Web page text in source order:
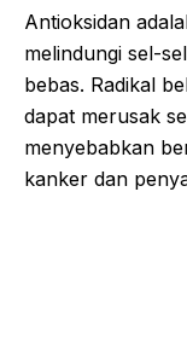
Antioksidan
melindungi sel-
bebas. Radikal
dapat merusak
menyebabkan
kanker dan